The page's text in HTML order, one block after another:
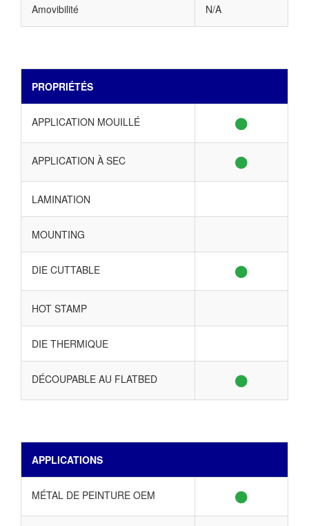
Amovibilité N/A
PROPRIÉTÉS
APPLICATION MOUILLÉ
APPLICATION À SEC
LAMINATION
MOUNTING
DIE CUTTABLE
HOT STAMP
DIE THERMIQUE
DÉCOUPABLE AU FLATBED
APPLICATIONS
MÉTAL DE PEINTURE OEM